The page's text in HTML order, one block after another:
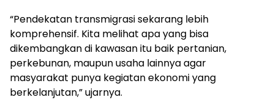
“Pendekatan transmigrasi sekarang lebih
komprehensif. Kita melihat apa yang bisa
dikembangkan di kawasan itu baik pertanian,
perkebunan, maupun usaha lainnya agar
masyarakat punya kegiatan ekonomi yang
berkelanjutan,” ujarnya.